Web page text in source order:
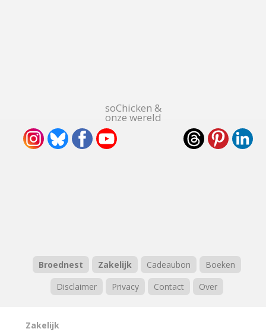
soChicken &
onze wereld
Broednest Zakelijk Cadeaubon
Boeken
Disclaimer
Privacy Contact Over
Zakelijk